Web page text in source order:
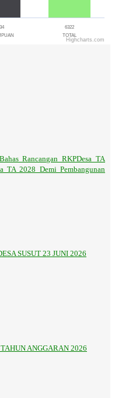
6322
TOTAL
Highcharts.com
Rancangan RKPDesa TA
TA 2028 Demi Pembangunan
SUSUT 23 JUNI 2026
ANGGARAN 2026